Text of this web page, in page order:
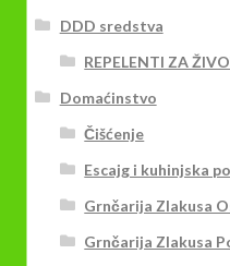
DDD sredstva
REPELENTI ZA
Domaćinstvo
Čišćenje
Escajg i kuhinjska
Grnčarija Zlakusa
Grnčarija Zlakusa